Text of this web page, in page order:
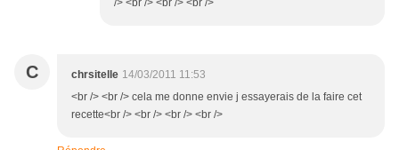
/> <br /> <br /> <br />
C chrsitelle 14/03/2011 11:53
<br /> <br /> cela me donne envie j essayerais de la faire cet
recette<br /> <br /> <br /> <br />